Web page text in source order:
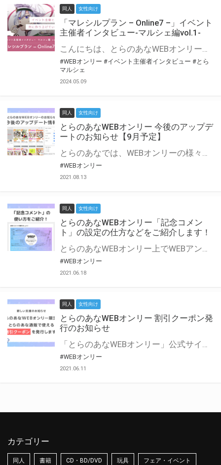
同人 女性向け
「マレシルプラン – Online7 –」イベント
主催者インタビュー-マルシェ編vol.1-
こんにちは、とらのあなWEBオンリー運営スタッフです。 新たにお届けする、イベント主催者インタビュー-マルシェ編-は、 とらのあなWEBオンリー「マルシェ」をご利用した主催様に 「マルシェ」を使って開催した感想や心がけをお聞きする企画です。 今回は、WEBオンリー開催7回目迎えた「マレシルプラン – Online7 –」より、 主催の玉川うた様にお話を伺いました。 ▼マレシルプランのインタビュー前回記事 「イベント主催者インタビュー vol.6」はこちら 協力：玉川うた様（マレシルプラン実行委員会 代表）／イベント公式Twitter（@mallesil_plan） とらのあなWEBオンリー「マルシェ」とは？ WEBオンリーでリアルタイムでコミュニケーションがとれるオンライン会場です。
#WEBオンリー #イベント主催者インタビュー #とら
マルシェ
2024.05.09
同人 女性向け
とらのあなWEBオンリー 今後のアップデ
ートのお知らせ【9月予定】
とらのあなでは、WEBオンリーの様々な支援を実施しています。 今回は2021年9月に実装を予定しているアップデート情報についてご紹介いたします。 とらのあなWEBオンリーサイトはこちら
#WEBオンリー
2021.08.13
同人 女性向け
とらのあなWEBオンリー「記念コメン
ト」の設定の仕方などをご紹介します！
とらのあなWEBオンリー上でWEBアンソロジーが作成できる「記念コメント」について、その使い方や作成手順を解説します！ 支援タイプを「サークル参加型」「サークル参加型・マルシェ(イベント会場)機能付き」でお申し込みいただいている主催者様はぜひご活用ください♪ とらのあなWEBオンリーサイトはこちら
#WEBオンリー
2021.06.18
同人 女性向け
とらのあなWEBオンリー 割引クーポン発
行のお知らせ
「とらのあなWEBオンリー」公式サイトでとらのあな通販の「割引クーポン」を配布中！ イベントごとに開催当日限定で使える割引クーポンのシリアルコードを発行します。 とらのあなWEBオンリーのページをチェックして、イベント当日にお得にお買い物を楽しみましょう♪ ※本キャンペーンは予告なく終了する場合がございます。 とらのあなWEBオンリーサイトはこちら
#WEBオンリー
2021.06.11
カテゴリー
同人 書籍 CD・BD/DVD 玩具 フェア・イベント